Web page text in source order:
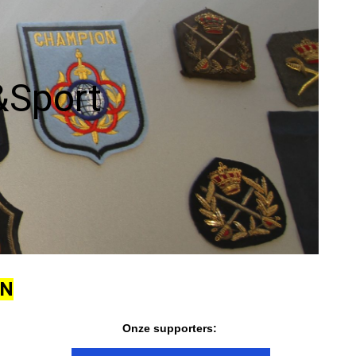
1981
1982
Uitzendingen
Verhalen vd
werkvloer
Wedstrijdverslagen
Onze supporters: